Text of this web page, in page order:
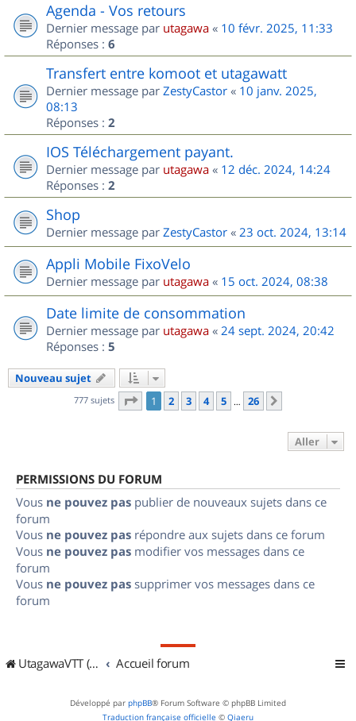
Agenda - Vos retours
Dernier message par utagawa « 10 févr. 2025, 11:33
Réponses : 6
Transfert entre komoot et utagawatt
Dernier message par ZestyCastor « 10 janv. 2025,
08:13
Réponses : 2
IOS Téléchargement payant.
Dernier message par utagawa « 12 déc. 2024, 14:24
Réponses : 2
Shop
Dernier message par ZestyCastor « 23 oct. 2024, 13:14
Appli Mobile FixoVelo
Dernier message par utagawa « 15 oct. 2024, 08:38
Date limite de consommation
Dernier message par utagawa « 24 sept. 2024, 20:42
Réponses : 5
Nouveau sujet
777 sujets Page 1sur
1 2 3 4 5 … 26
Aller
PERMISSIONS DU FORUM
Vous ne pouvez pas publier de nouveaux sujets dans ce
forum
Vous ne pouvez pas répondre aux sujets dans ce forum
Vous ne pouvez pas modifier vos messages dans ce
forum
Vous ne pouvez pas supprimer vos messages dans ce
forum
UtagawaVTT (Randos VTT et VTTAE avec traces GPS) Accueil forum
Développé par phpBB® Forum Software © phpBB Limited
Traduction française officielle © Qiaeru